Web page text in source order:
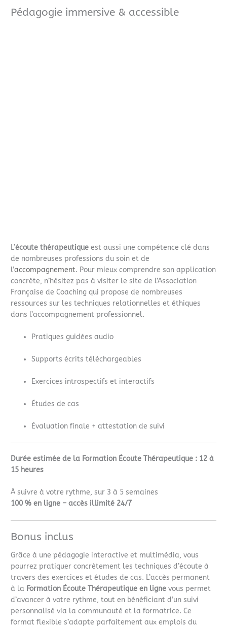
Pédagogie immersive & accessible
L’écoute thérapeutique est aussi une compétence clé dans
de nombreuses professions du soin et de
l’accompagnement. Pour mieux comprendre son application
concrète, n’hésitez pas à visiter le site de l’Association
Française de Coaching qui propose de nombreuses
ressources sur les techniques relationnelles et éthiques
dans l’accompagnement professionnel.
Pratiques guidées audio
Supports écrits téléchargeables
Exercices introspectifs et interactifs
Études de cas
Évaluation finale + attestation de suivi
Durée estimée de la Formation Écoute Thérapeutique : 12 à
15 heures
À suivre à votre rythme, sur 3 à 5 semaines
100 % en ligne – accès illimité 24/7
Bonus inclus
Grâce à une pédagogie interactive et multimédia, vous
pourrez pratiquer concrètement les techniques d’écoute à
travers des exercices et études de cas. L’accès permanent
à la Formation Écoute Thérapeutique en ligne vous permet
d’avancer à votre rythme, tout en bénéficiant d’un suivi
personnalisé via la communauté et la formatrice. Ce
format flexible s’adapte parfaitement aux emplois du